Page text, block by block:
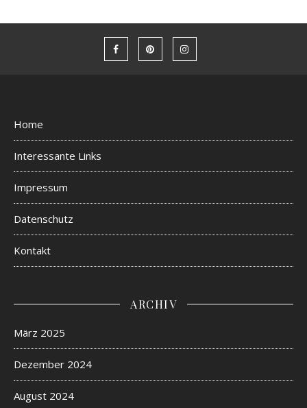
Home
Interessante Links
Impressum
Datenschutz
Kontakt
ARCHIV
März 2025
Dezember 2024
August 2024